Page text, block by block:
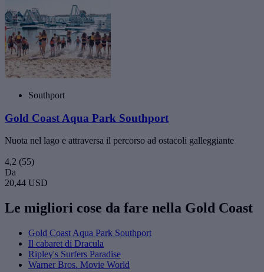
Southport
Gold Coast Aqua Park Southport
Nuota nel lago e attraversa il percorso ad ostacoli galleggiante
4,2 (55)
Da
20,44 USD
Le migliori cose da fare nella Gold Coast
Gold Coast Aqua Park Southport
Il cabaret di Dracula
Ripley's Surfers Paradise
Warner Bros. Movie World